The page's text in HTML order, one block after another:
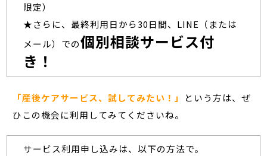
限定）
★さらに、最終利用日から30日間、LINE（または
メール）での個別相談サービス付
き！
「産後ケアサービス、試してみたい！」
という方は、ぜ
ひこの機会に利用してみてくださいね。
サービス利用申し込みは、以下の方法で。